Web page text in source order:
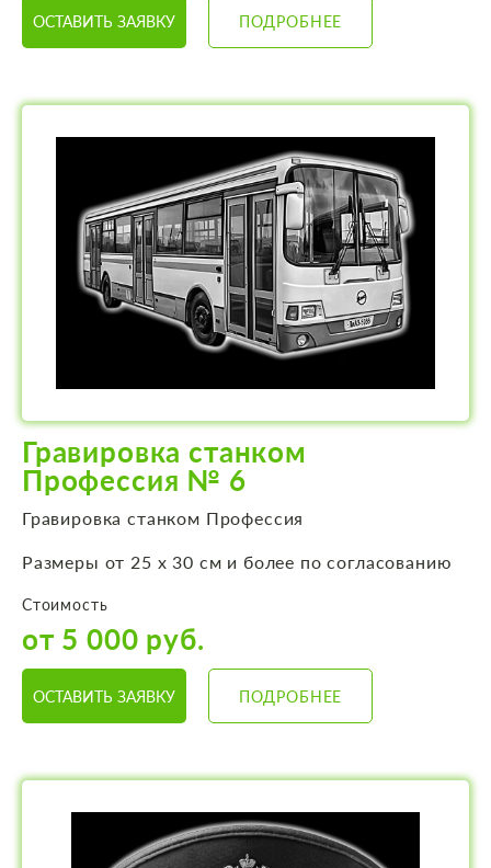
ОСТАВИТЬ ЗАЯВКУ ПОДРОБНЕЕ
Гравировка станком
Профессия № 6
Гравировка станком Профессия
Размеры от 25 х 30 см и более по согласованию
Стоимость
от 5 000 руб.
ОСТАВИТЬ ЗАЯВКУ ПОДРОБНЕЕ